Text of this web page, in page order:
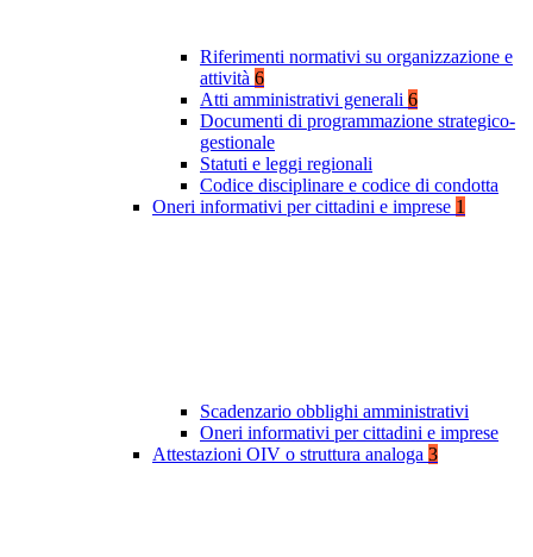
Riferimenti normativi su organizzazione e
attività 6
Atti amministrativi generali 6
Documenti di programmazione strategico-
gestionale
Statuti e leggi regionali
Codice disciplinare e codice di condotta
Oneri informativi per cittadini e imprese 1
Scadenzario obblighi amministrativi
Oneri informativi per cittadini e imprese
Attestazioni OIV o struttura analoga 3